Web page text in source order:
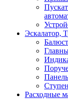
Эскалатор,
Расходные